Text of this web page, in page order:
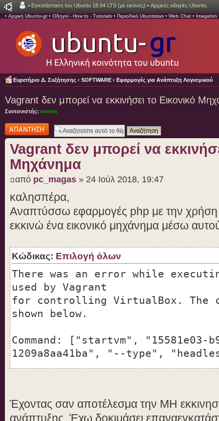
• Εγκατάσταση του Ubuntu 18.04 LTS (με εικόνες) • Αρχικές οδηγίες Ubuntu.
• Αρχική Ubuntu-gr• Οδηγοί - How to - Tutorials • Περιοδικό Ubuntistas • Web Chat • Imagebin
Ευρετήριο Δ. Συζήτησης ‹ SOFTWARE ‹ Εφαρμογές για Ανάπτυξη Λογισμικού
Vagrant δεν μπορεί να εκκινήσει το Εικονικό
Συντονιστής: konnn
Δημιουργία
απάντησης
Vagrant δεν μπορεί να
Μηχάνημα
από pc_magas » 24 Ιούλ 2018, 19:47
καλησπέρα,
Αναπτύσσω εφαρμογές php με την
εκκινώ ένα εικονικό μηχάνημα μέσω
Κώδικας: Επιλογή όλων
There was an error while
used by Vagrant
for controlling VirtualBox. The
shown below.
Command: ["startvm", "15581e03-
1209a8aa41ba", "--type",
upgraded VirtualBox, please
Έχοντας σαν αποτέλεσμα την ΜΗ
ανάπτυξης. Έχω δοκιμάσει